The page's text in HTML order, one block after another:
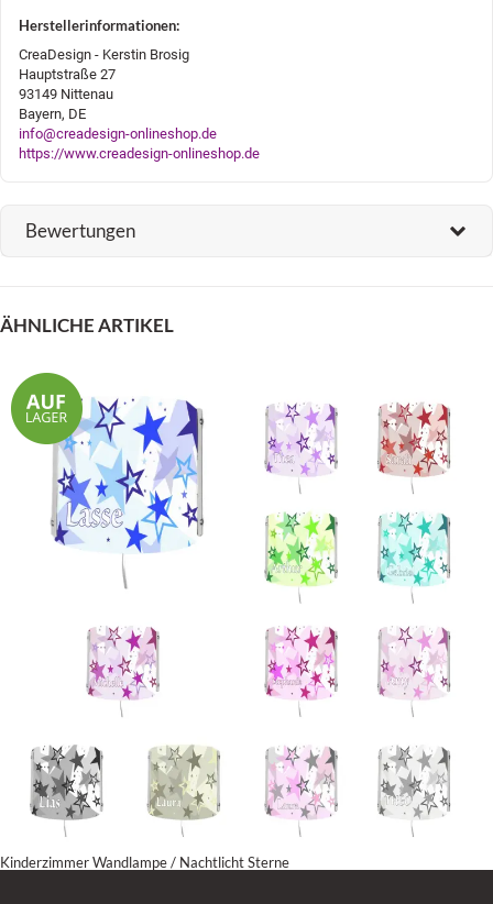
Herstellerinformationen:
CreaDesign - Kerstin Brosig
Hauptstraße 27
93149 Nittenau
Bayern, DE
info@creadesign-onlineshop.de
https://www.creadesign-onlineshop.de
Bewertungen
ÄHNLICHE ARTIKEL
Kinderzimmer Wandlampe / Nachtlicht Sterne